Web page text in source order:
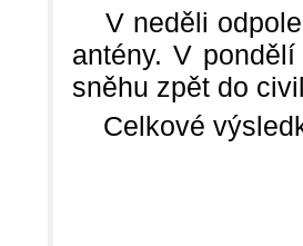
V neděli
antény. V
sněhu zpět do
Celkové